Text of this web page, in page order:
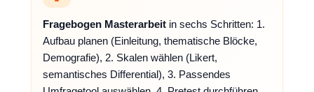
Fragebogen Masterarbeit in sechs Schritten: 1.
Aufbau planen (Einleitung, thematische Blöcke,
Demografie), 2. Skalen wählen (Likert,
semantisches Differential), 3. Passendes